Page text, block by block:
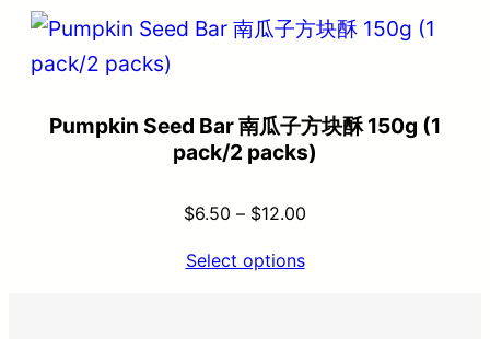
Pumpkin Seed Bar 南瓜子方块酥 150g (1
pack/2 packs)
$6.50 – $12.00
Select options